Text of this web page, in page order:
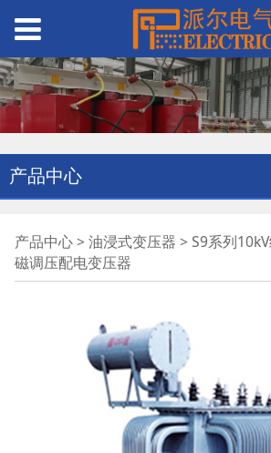
产品中心
S9系列10kV级
组无励磁调压
产品中心> 油浸式变压器 > S9系列
磁调压配电变压器